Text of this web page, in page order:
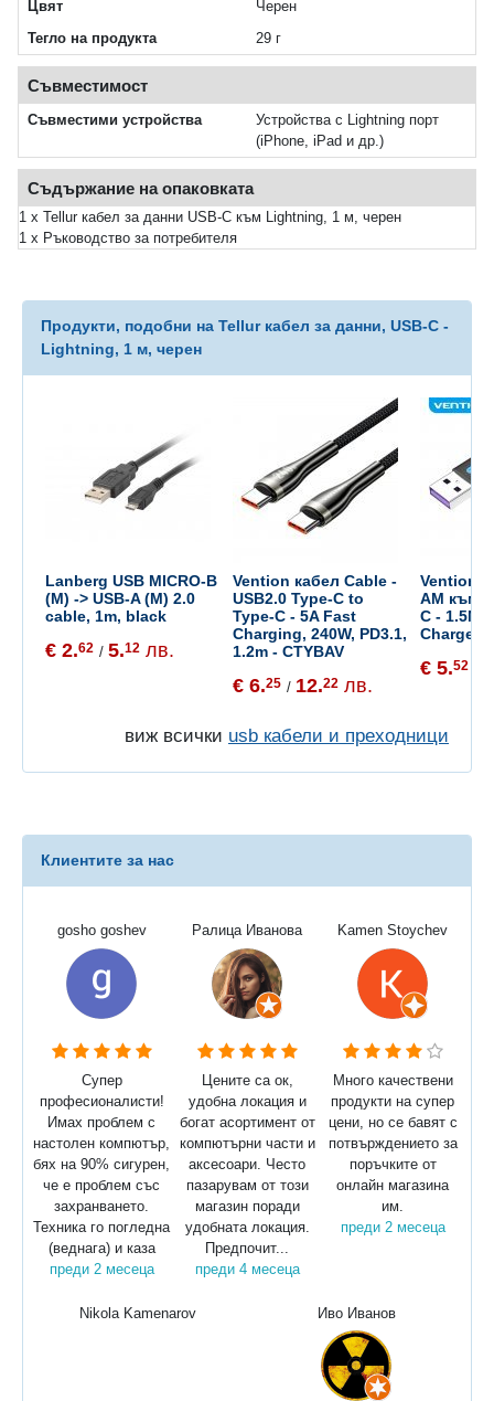
Цвят
Черен
Тегло на продукта
29 г
Съвместимост
Съвместими устройства
Устройства с Lightning порт
(iPhone, iPad и др.)
Съдържание на опаковката
1 x Tellur кабел за данни USB-C към Lightning, 1 м, черен
1 x Ръководство за потребителя
Продукти, подобни на Tellur кабел за данни, USB-C -
Lightning, 1 м, черен
Lanberg USB MICRO-B
(M) -> USB-A (M) 2.0
cable, 1m, black
€ 2.62 / 5.12 лв.
Vention кабел Cable -
USB2.0 Type-C to
Type-C - 5A Fast
Charging, 240W, PD3.1,
1.2m - CTYBAV
€ 6.25 / 12.22 лв.
Vention
AM към
C - 1.5M
Charge -
€ 5.52
виж всички usb кабели и преходници
Клиентите за нас
gosho goshev
Супер
професионалисти!
Имах проблем с
настолен компютър,
бях на 90% сигурен,
че е проблем със
захранването.
Техника го погледна
(веднага) и каза
преди 2 месеца
Ралица Иванова
Цените са ок,
удобна локация и
богат асортимент от
компютърни части и
аксесоари. Често
пазарувам от този
магазин поради
удобната локация.
Предпочит...
преди 4 месеца
Kamen Stoychev
Много качествени
продукти на супер
цени, но се бавят с
потвърждението за
поръчките от
онлайн магазина
им.
преди 2 месеца
Nikola Kamenarov Иво Иванов